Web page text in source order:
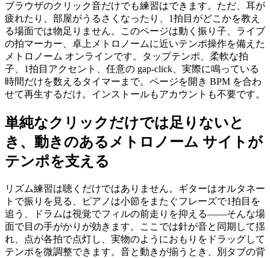
ブラウザのクリック音だけでも練習はできます。ただ、耳が
疲れたり、部屋がうるさくなったり、1拍目がどこかを教え
る場面では物足りません。このページは動く振り子、ライブ
の拍マーカー、卓上メトロノームに近いテンポ操作を備えた
メトロノーム オンラインです。タップテンポ、柔軟な拍
子、1拍目アクセント、任意の gap-click、実際に鳴っている
時間だけを数えるタイマーまで。ページを開き BPM を合わ
せて再生するだけ。インストールもアカウントも不要です。
単純なクリックだけでは足りないと
き、動きのあるメトロノーム サイトが
テンポを支える
リズム練習は聴くだけではありません。ギターはオルタネー
トで振りを見る、ピアノは小節をまたぐフレーズで1拍目を
追う、ドラムは視覚でフィルの前走りを抑える——そんな場
面で目の手がかりが効きます。ここでは針が音と同期して揺
れ、点が各拍で点灯し、実物のようにおもりをドラッグして
テンポを微調整できます。音と動きが揃うとき、別タブの背